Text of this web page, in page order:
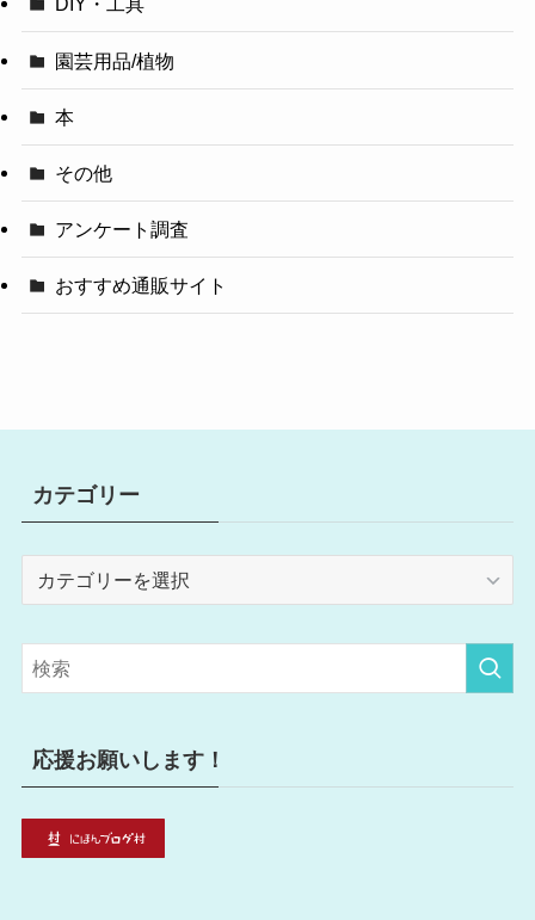
園芸用品/植物
本
その他
アンケート調査
おすすめ通販サイト
カテゴリー
リ
ー
応援お願いします！